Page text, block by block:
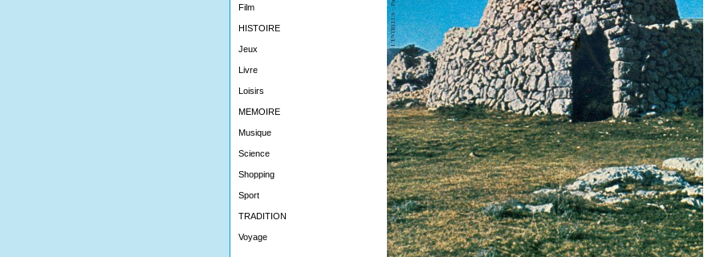
Film
HISTOIRE
Jeux
Livre
Loisirs
MEMOIRE
Musique
Science
Shopping
Sport
TRADITION
Voyage